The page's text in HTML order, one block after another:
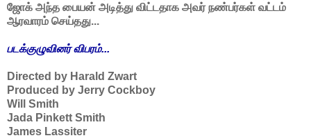
ஜோக் அந்த பையன் அடித்து விட்டதாக அவர் நண்பர்கள் வட்டம்
ஆரவாரம் செய்தது...
படக்குழுவினர் விபரம்...
Directed by Harald Zwart
Produced by Jerry Cockboy
Will Smith
Jada Pinkett Smith
James Lassiter